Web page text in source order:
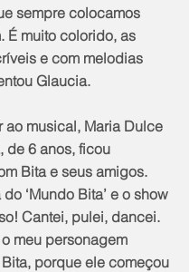
sempre colocamos
É muito colorido, as
e com melodias
Glaucia.
de 6 anos, ficou
Bita e seus amigos.
do ‘Mundo Bita’ e o show
Cantei, pulei, dancei.
meu personagem
porque ele começou